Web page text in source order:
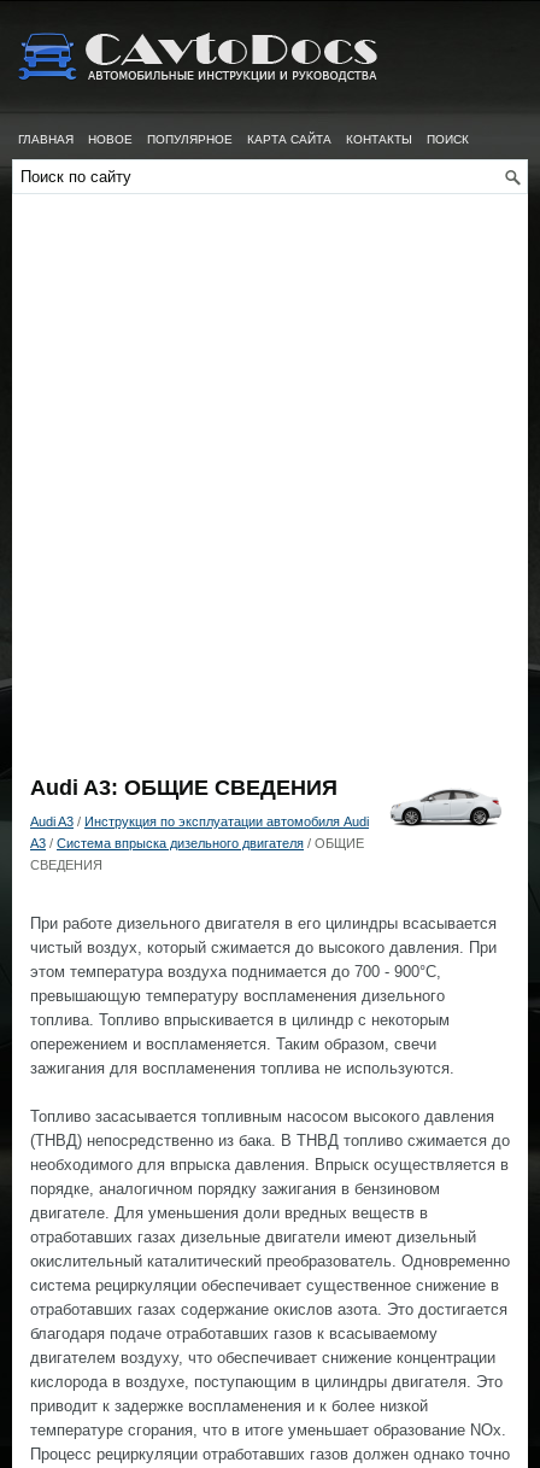
ГЛАВНАЯ НОВОЕ ПОПУЛЯРНОЕ КАРТА САЙТА КОНТАКТЫ ПОИСК
Audi A3: ОБЩИЕ СВЕДЕНИЯ
Audi A3 / Инструкция по эксплуатации автомобиля Audi
A3 / Система впрыска дизельного двигателя / ОБЩИЕ
СВЕДЕНИЯ
При работе дизельного двигателя в его цилиндры всасывается
чистый воздух, который сжимается до высокого давления. При
этом температура воздуха поднимается до 700 - 900°С,
превышающую температуру воспламенения дизельного
топлива. Топливо впрыскивается в цилиндр с некоторым
опережением и воспламеняется. Таким образом, свечи
зажигания для воспламенения топлива не используются.
Топливо засасывается топливным насосом высокого давления
(ТНВД) непосредственно из бака. В ТНВД топливо сжимается до
необходимого для впрыска давления. Впрыск осуществляется в
порядке, аналогичном порядку зажигания в бензиновом
двигателе. Для уменьшения доли вредных веществ в
отработавших газах дизельные двигатели имеют дизельный
окислительный каталитический преобразователь. Одновременно
система рециркуляции обеспечивает существенное снижение в
отработавших газах содержание окислов азота. Это достигается
благодаря подаче отработавших газов к всасываемому
двигателем воздуху, что обеспечивает снижение концентрации
кислорода в воздухе, поступающим в цилиндры двигателя. Это
приводит к задержке воспламенения и к более низкой
температуре сгорания, что в итоге уменьшает образование NOx.
Процесс рециркуляции отработавших газов должен однако точно